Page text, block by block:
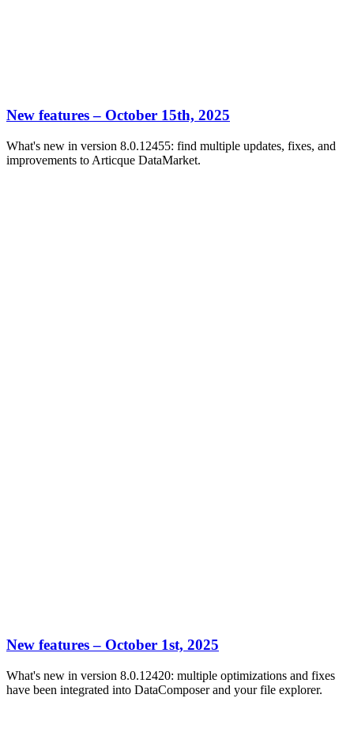
New features – October 15th, 2025
What's new in version 8.0.12455: find multiple updates, fixes, and
improvements to Articque DataMarket.
New features – October 1st, 2025
What's new in version 8.0.12420: multiple optimizations and fixes
have been integrated into DataComposer and your file explorer.